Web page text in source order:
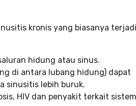
kronis yang biasanya
hidung atau sinus.
di antara lubang hidung) dapat
sinusitis lebih buruk.
HIV dan penyakit terkait sistem